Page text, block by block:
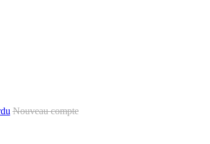
Nouveau compte